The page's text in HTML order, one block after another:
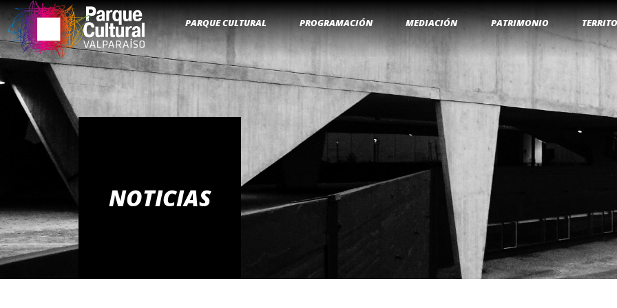
PARQUE CULTURAL PROGRAMACIÓN MEDIACIÓN PATRIMONIO
NOTICIAS